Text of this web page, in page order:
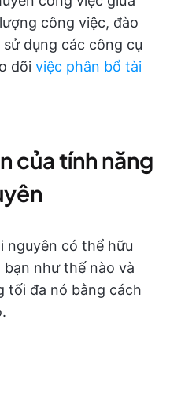
công việc, đào
dụng các công cụ
dõi việc phân bổ tài
của tính năng
nguyên có thể hữu
như thế nào và
tối đa nó bằng cách